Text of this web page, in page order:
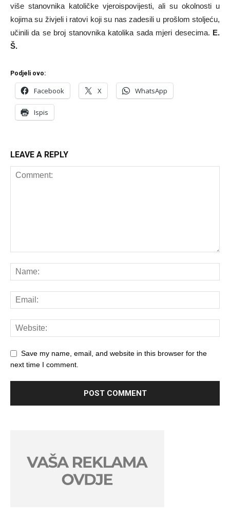
više stanovnika katoličke vjeroispovijesti, ali su okolnosti u
kojima su živjeli i ratovi koji su nas zadesili u prošlom stoljeću,
učinili da se broj stanovnika katolika sada mjeri desecima. E.
Š.
Podjeli ovo:
Facebook X WhatsApp
Ispis
LEAVE A REPLY
Save my name, email, and website in this browser for the
next time I comment.